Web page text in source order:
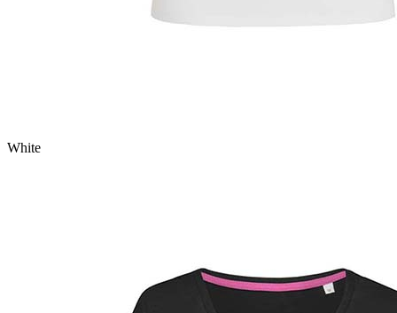
White